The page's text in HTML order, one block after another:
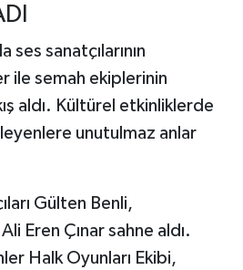
ses sanatçılarının
ile semah ekiplerinin
aldı. Kültürel etkinliklerde
unutulmaz anlar
Gülten Benli,
Eren Çınar sahne aldı.
Halk Oyunları Ekibi,